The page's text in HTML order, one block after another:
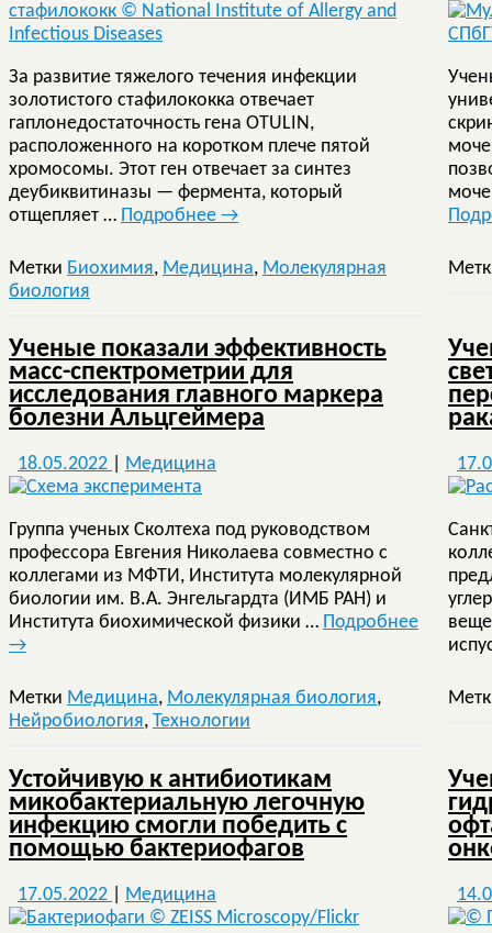
За развитие тяжелого течения инфекции
золотистого стафилококка отвечает
гаплонедостаточность гена OTULIN,
расположенного на коротком плече пятой
хромосомы. Этот ген отвечает за синтез
деубиквитиназы — фермента, который
отщепляет … Подробнее →
Метки Биохимия, Медицина, Молекулярная
биология
Ученые показали эффективность
масс-спектрометрии для
исследования главного маркера
болезни Альцгеймера
18.05.2022 Медицина
Группа ученых Сколтеха под руководством
профессора Евгения Николаева совместно с
коллегами из МФТИ, Института молекулярной
биологии им. В.А. Энгельгардта (ИМБ РАН) и
Института биохимической физики … Подробнее
→
Метки Медицина, Молекулярная биология,
Нейробиология, Технологии
Устойчивую к антибиотикам
микобактериальную легочную
инфекцию смогли победить с
помощью бактериофагов
17.05.2022 Медицина